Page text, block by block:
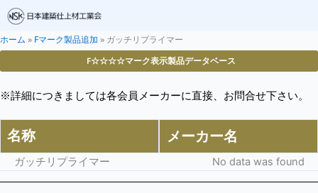
ホーム » Fマーク製品追加 » ガッチリプライマー
F☆☆☆☆マーク表示製品データベース
※詳細につきましては各会員メーカーに直接、お問合せ下さい。
名称 メーカー名
ガッチリプライマー No data was found